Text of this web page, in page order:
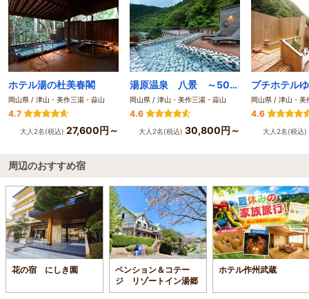
ホテル湯の杜美春閣
岡山県 / 津山・美作三湯・蒜山
4.7
大人2名(税込) 27,600円～
湯原温泉 八景 ～50種類以上の野菜が味わえる料理のお宿～
岡山県 / 津山・美作三湯・蒜山
4.6
大人2名(税込) 30,800円～
岡山県 / 津山・美
4.6
大人2名(税込)
周辺のおすすめ宿
花の宿 にしき園
ペンション＆コテー
ジ リゾートイン湯郷
ホテル作州武蔵